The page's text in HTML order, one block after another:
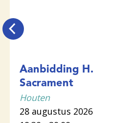
Aanbidding H.
Sacrament
Houten
28 augustus 2026